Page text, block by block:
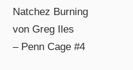
Natchez Burning
von Greg Iles
– Penn Cage #4